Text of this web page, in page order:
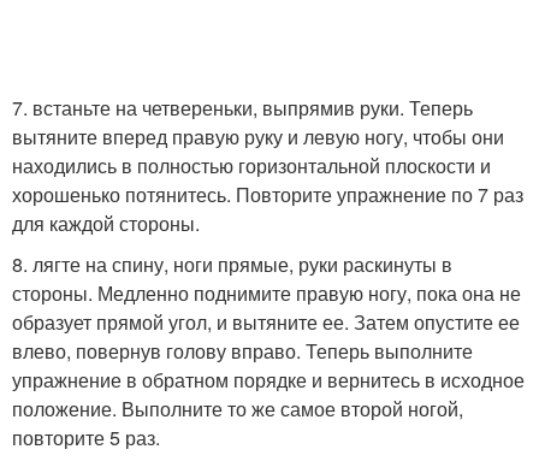
7. встаньте на четвереньки, выпрямив руки. Теперь
вытяните вперед правую руку и левую ногу, чтобы они
находились в полностью горизонтальной плоскости и
хорошенько потянитесь. Повторите упражнение по 7 раз
для каждой стороны.
8. лягте на спину, ноги прямые, руки раскинуты в
стороны. Медленно поднимите правую ногу, пока она не
образует прямой угол, и вытяните ее. Затем опустите ее
влево, повернув голову вправо. Теперь выполните
упражнение в обратном порядке и вернитесь в исходное
положение. Выполните то же самое второй ногой,
повторите 5 раз.